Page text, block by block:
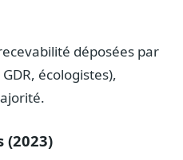
déposées par
écologistes),
(2023)